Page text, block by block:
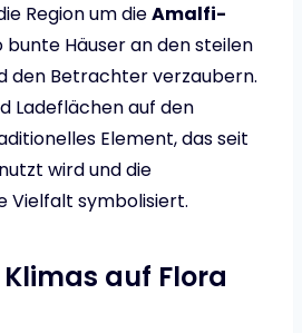
Region um dieAmalfi-
bunte Häuser an den steilen
den Betrachter verzaubern.
Ladeflächen auf den
Element, das seit
wird und die
Vielfalt symbolisiert.
auf Flora